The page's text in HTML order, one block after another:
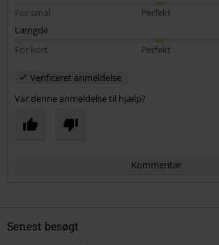
For smal
Perfekt
Længde
For kort
Perfekt
Verificeret anmeldelse
Var denne anmeldelse til hjælp?
Kommentar
Senest besøgt